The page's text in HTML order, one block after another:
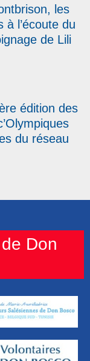
les
à l’écoute du
de Lili
Belsen
édition des
du réseau
Don